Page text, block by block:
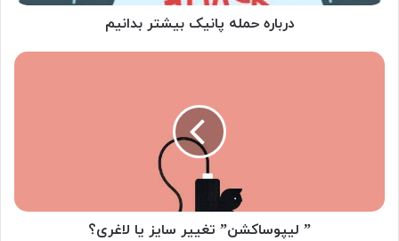
درباره حمله پانیک بیشتر بدانیم
”
” لیپوساکشن” تغییر سایز یا لاغری؟